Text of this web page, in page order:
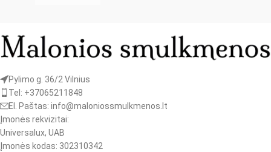
Pylimo g. 36/2 Vilnius
Tel: +37065211848
El. Paštas: info@maloniossmulkmenos.lt
Įmonės rekvizitai:
Universalux, UAB
Įmonės kodas: 302310342